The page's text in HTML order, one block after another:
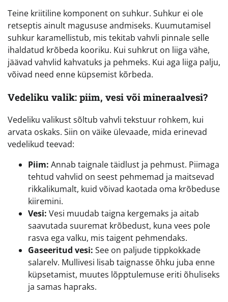
Teine kriitiline komponent on suhkur. Suhkur ei ole
retseptis ainult magususe andmiseks. Kuumutamisel
suhkur karamellistub, mis tekitab vahvli pinnale selle
ihaldatud krõbeda kooriku. Kui suhkrut on liiga vähe,
jäävad vahvlid kahvatuks ja pehmeks. Kui aga liiga palju,
võivad need enne küpsemist kõrbeda.
Vedeliku valik: piim, vesi või mineraalvesi?
Vedeliku valikust sõltub vahvli tekstuur rohkem, kui
arvata oskaks. Siin on väike ülevaade, mida erinevad
vedelikud teevad:
Piim: Annab taignale täidlust ja pehmust. Piimaga
tehtud vahvlid on seest pehmemad ja maitsevad
rikkalikumalt, kuid võivad kaotada oma krõbeduse
kiiremini.
Vesi: Vesi muudab taigna kergemaks ja aitab
saavutada suuremat krõbedust, kuna vees pole
rasva ega valku, mis taigent pehmendaks.
Gaseeritud vesi: See on paljude tippkokkade
salarelv. Mullivesi lisab taignasse õhku juba enne
küpsetamist, muutes lõpptulemuse eriti õhuliseks
ja samas hapraks.